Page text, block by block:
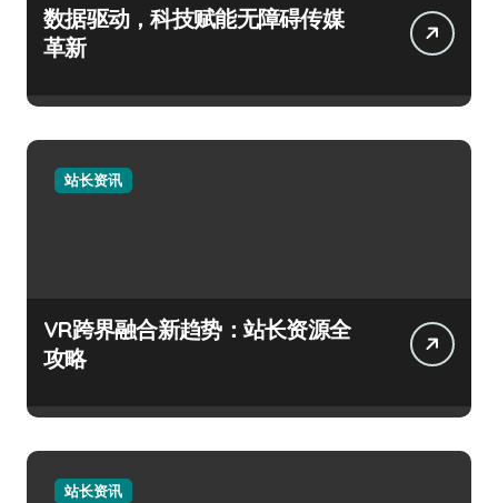
数据驱动，科技赋能无障碍传媒
革新
站长资讯
VR跨界融合新趋势：站长资源全
攻略
站长资讯